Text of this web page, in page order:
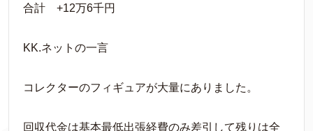
合計 +12万6千円
KK.ネットの一言
コレクターのフィギュアが大量にありました。
回収代金は基本最低出張経費のみ差引して残りは全